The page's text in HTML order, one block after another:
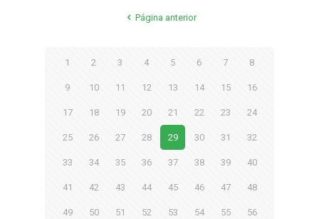
Página anterior
1 2 3 4 5 6 7 8
9 10 11 12 13 14 15 16
17 18 19 20 21 22 23 24
25 26 27 28 29 30 31 32
33 34 35 36 37 38 39 40
41 42 43 44 45 46 47 48
49 50 51 52 53 54 55 56